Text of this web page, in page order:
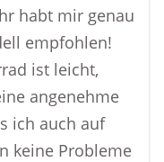
habt mir genau
empfohlen!
ist leicht,
angenehme
ich auch auf
keine Probleme